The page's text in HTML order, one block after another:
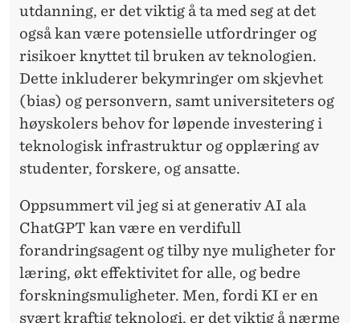
utdanning, er det viktig å ta med seg at det
også kan være potensielle utfordringer og
risikoer knyttet til bruken av teknologien.
Dette inkluderer bekymringer om skjevhet
(bias) og personvern, samt universiteters og
høyskolers behov for løpende investering i
teknologisk infrastruktur og opplæring av
studenter, forskere, og ansatte.
Oppsummert vil jeg si at generativ AI ala
ChatGPT kan være en verdifull
forandringsagent og tilby nye muligheter for
læring, økt effektivitet for alle, og bedre
forskningsmuligheter. Men, fordi KI er en
svært kraftig teknologi, er det viktig å nærme